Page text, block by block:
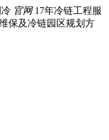
官网 17年冷链工程服
保及冷链园区规划方